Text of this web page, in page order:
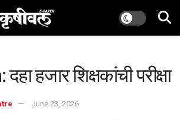
हजार शिक्षकांची परीक्षा
June 23, 2026